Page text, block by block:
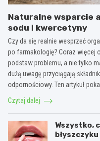
Naturalne wsparcie
sodu i kwercetyny
Czy da się realnie wesprzeć
po farmakologię? Coraz więcej
podstaw problemu, a nie tylko
dużą uwagę przyciągają
odpornościowy. Ten artykuł
Czytaj dalej
Wszystko,